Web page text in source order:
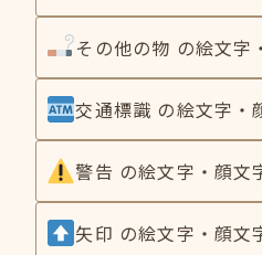
その他の物 の絵文字
交通標識 の絵文字・
警告 の絵文字・顔文
矢印 の絵文字・顔文